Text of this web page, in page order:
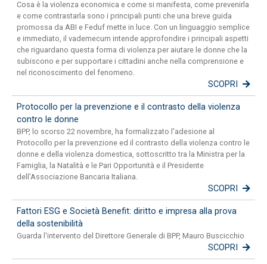
Cosa è la violenza economica e come si manifesta, come prevenirla
e come contrastarla sono i principali punti che una breve guida
promossa da ABI e Feduf mette in luce. Con un linguaggio semplice
e immediato, il vademecum intende approfondire i principali aspetti
che riguardano questa forma di violenza per aiutare le donne che la
subiscono e per supportare i cittadini anche nella comprensione e
nel riconoscimento del fenomeno.
SCOPRI
Protocollo per la prevenzione e il contrasto della violenza
contro le donne
BPP, lo scorso 22 novembre, ha formalizzato l'adesione al
Protocollo per la prevenzione ed il contrasto della violenza contro le
donne e della violenza domestica, sottoscritto tra la Ministra per la
Famiglia, la Natalità e le Pari Opportunità e il Presidente
dell'Associazione Bancaria Italiana.
SCOPRI
Fattori ESG e Società Benefit: diritto e impresa alla prova
della sostenibilità
Guarda l'intervento del Direttore Generale di BPP, Mauro Buscicchio
SCOPRI